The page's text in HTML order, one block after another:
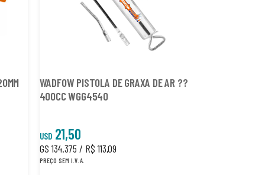
WADFOW PISTOLA DE GRAXA DE AR ??
400CC WGG4540
USD 21,50
GS 134.375 / R$ 113,09
PREÇO SEM I.V.A.